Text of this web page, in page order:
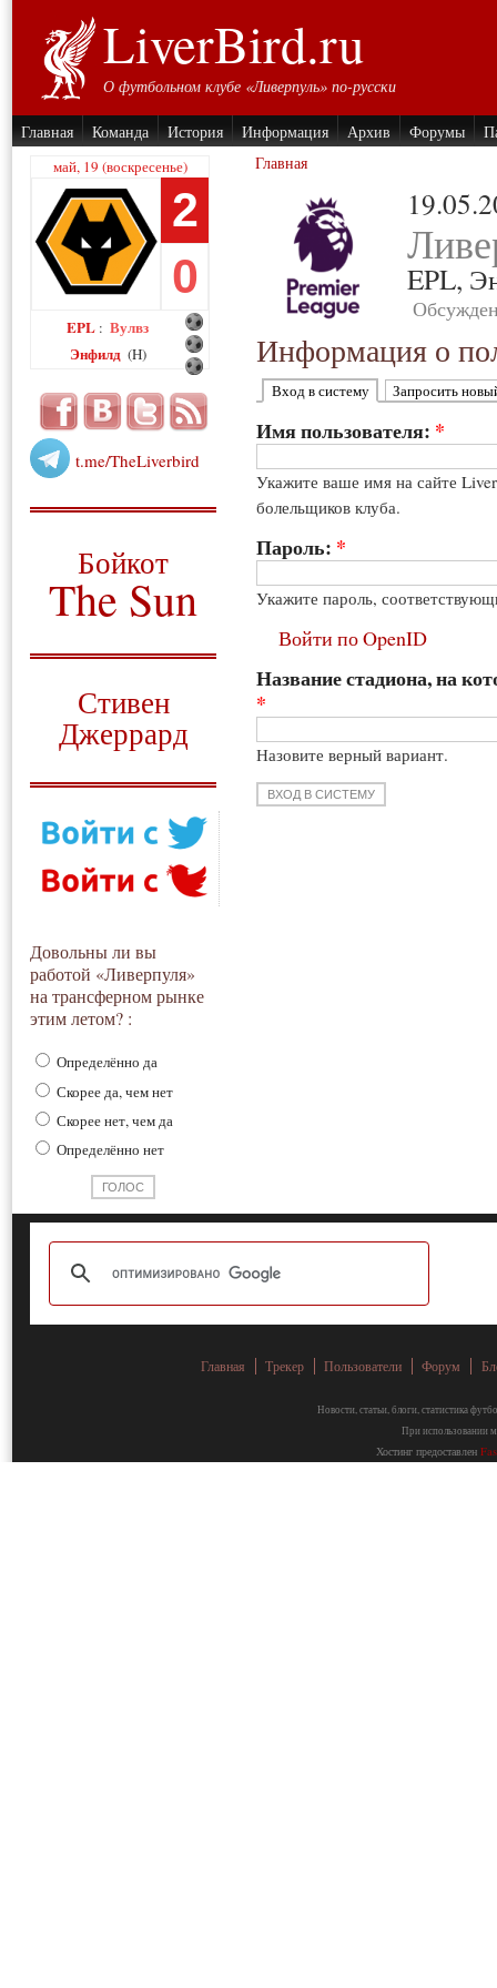
LiverBird.ru
О футбольном клубе «Ливерпуль» по-русски
Главная Команда История Информация Архив Форумы
май, 19 (воскресенье)
2
0
EPL : Вулвз
Энфилд (H)
t.me/TheLiverbird
Бойкот
The Sun
Стивен
Джеррард
Довольны ли вы
работой «Ливерпуля»
на трансферном рынке
этим летом? :
Определённо да
Скорее да, чем нет
Скорее нет, чем да
Определённо нет
Главная
EPL,
Информация о
Вход в систему Запросить
Имя пользователя: *
Укажите ваше имя на сайте
болельщиков клуба.
Пароль: *
Укажите пароль,
Войти по OpenID
Название стадиона, на
*
Назовите верный вариант.
Главная Трекер Пользователи Форум
Новости, статьи, блоги, статистика
При использовании
Хостинг предоставлен